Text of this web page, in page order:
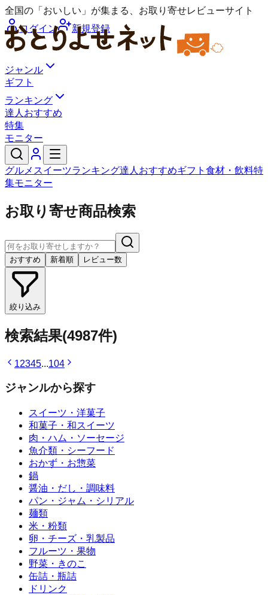
全国の「おいしい」が集まる、お取り寄せレビューサイト
ログイン
新規登録
ジャンル
ギフト
ランキング
達人おすすめ
特集
モニター
グルメ スイーツランキング達人おすすめギフト 食材・飲料特
集モニター
お取り寄せ商品検索
おすすめ 新着順 レビュー数
絞り込み
検索結果(4987件)
12345...104
ジャンルから探す
スイーツ・洋菓子
和菓子・和スイーツ
肉・ハム・ソーセージ
魚介類・シーフード
おかず・お惣菜
鍋
醤油・だし・調味料
パン・ジャム・シリアル
麺類
米・粉類
卵・チーズ・乳製品
フルーツ・果物
野菜・きのこ
缶詰・瓶詰
ドリンク